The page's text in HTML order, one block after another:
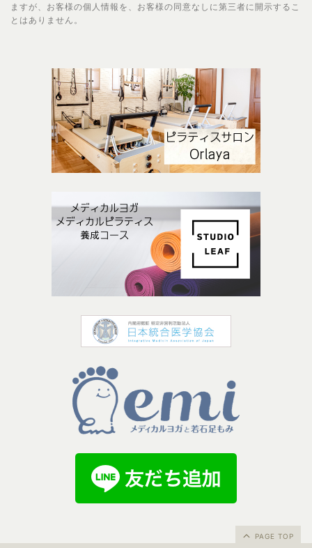
ますが、お客様の個人情報を、お客様の同意なしに第三者に開示するこ
とはありません。
PAGE TOP